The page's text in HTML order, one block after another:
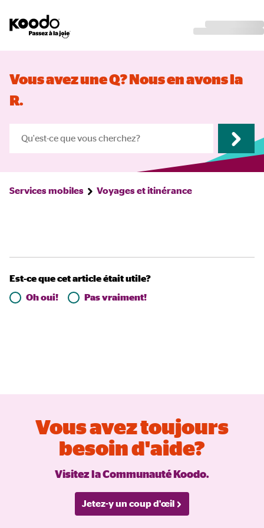
Vous avez une Q? Nous en avons la
R.
Services mobiles Voyages et itinérance
Est-ce que cet article était utile?
Oh oui!
Pas vraiment!
Vous avez toujours
besoin d'aide?
Visitez la Communauté Koodo.
Jetez-y un coup d'œil